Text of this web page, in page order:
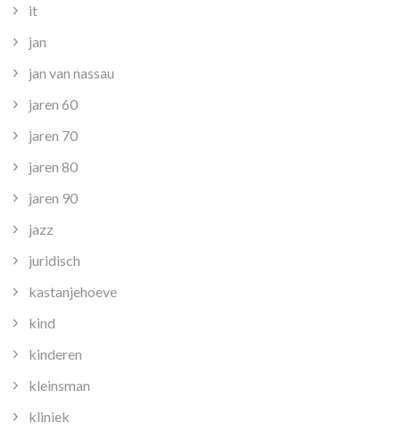
it
jan
jan van nassau
jaren 60
jaren 70
jaren 80
jaren 90
jazz
juridisch
kastanjehoeve
kind
kinderen
kleinsman
kliniek